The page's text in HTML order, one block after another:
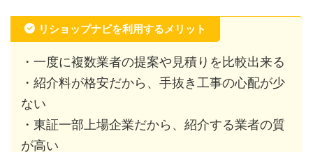
リショップナビを利用するメリット
・一度に複数業者の提案や見積りを比較出来る
・紹介料が格安だから、手抜き工事の心配が少
ない
・東証一部上場企業だから、紹介する業者の質
が高い